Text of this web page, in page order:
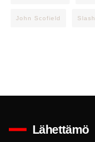
John Scofield Slash
Lähettämö